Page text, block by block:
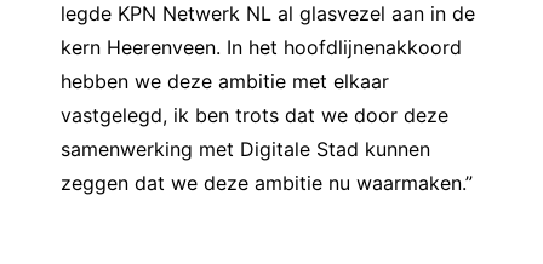
legde KPN Netwerk NL al glasvezel aan in de
kern Heerenveen. In het hoofdlijnenakkoord
hebben we deze ambitie met elkaar
vastgelegd, ik ben trots dat we door deze
samenwerking met Digitale Stad kunnen
zeggen dat we deze ambitie nu waarmaken.”